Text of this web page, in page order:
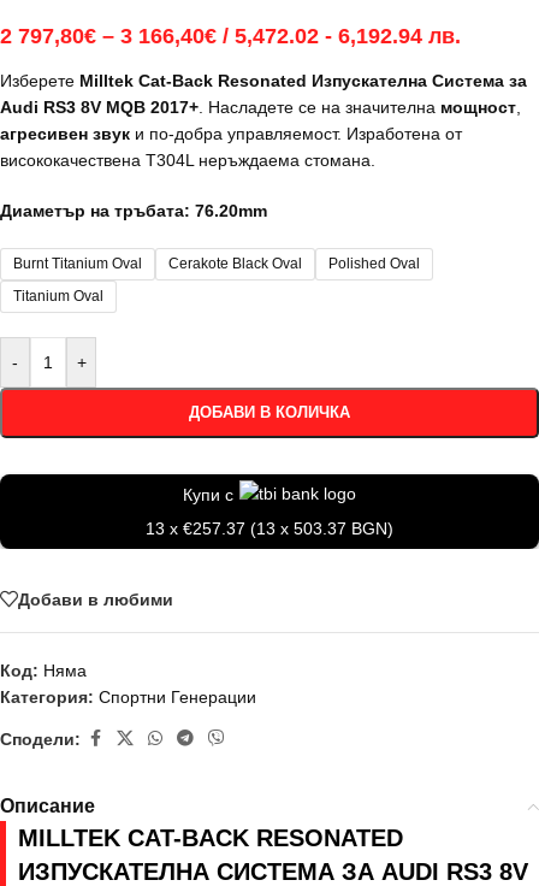
2 797,80€ – 3 166,40€ / 5,472.02 - 6,192.94 лв.
Изберете Milltek Cat-Back Resonated Изпускателна Система за
Audi RS3 8V MQB 2017+ . Насладете се на значителна мощност
агресивен звук и по-добра управляемост. Изработена от
висококачествена T304L неръждаема стомана.
Диаметър на тръбата: 76.20mm
Burnt Titanium Oval Cerakote Black Oval
Polished Oval
Titanium Oval
- +
ДОБАВИ В КОЛИЧКА
Купи с
13 x €257.37 (13 x 503.37 BGN)
Добави в любими
Код: Няма
Категория: Спортни Генерации
Сподели:
Описание
MILLTEK CAT-BACK RESONATED
ИЗПУСКАТЕЛНА СИСТЕМА ЗА AUDI RS3 8V